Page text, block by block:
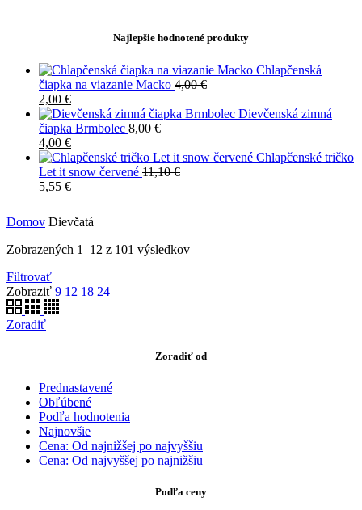
Najlepšie hodnotené produkty
Chlapčenská
čiapka na viazanie Macko 4,00€
2,00 €
Dievčenská zimná
čiapka Brmbolec 8,00€
4,00 €
Chlapčenské tričko
Let it snow červené 11,10€
5,55 €
Domov Dievčatá
Zobrazených 1–12 z 101 výsledkov
Filtrovať
Zobraziť 9 12 18 24
Zoradiť
Zoradiť od
Prednastavené
Obľúbené
Podľa hodnotenia
Najnovšie
Cena: Od najnižšej po najvyššiu
Cena: Od najvyššej po najnižšiu
Podľa ceny